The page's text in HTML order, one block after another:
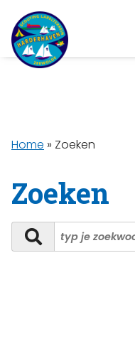
Home » Zoeken
Zoeken